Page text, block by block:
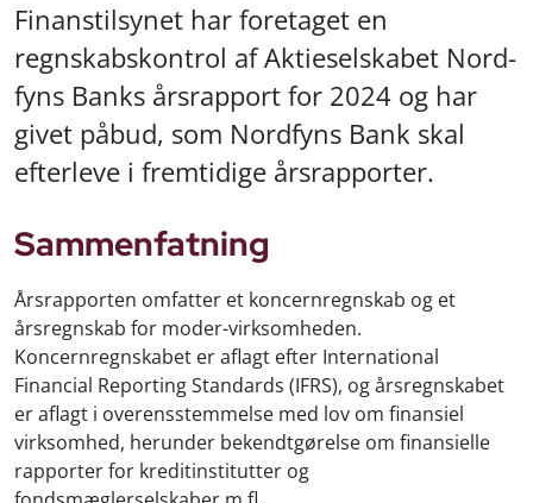
Finanstilsynet har foretaget en
regnskabskontrol af Aktieselskabet Nord-
fyns Banks årsrapport for 2024 og har
givet påbud, som Nordfyns Bank skal
efterleve i fremtidige årsrapporter.
Sammenfatning
Årsrapporten omfatter et koncernregnskab og et
årsregnskab for moder-virksomheden.
Koncernregnskabet er aflagt efter International
Financial Reporting Standards (IFRS), og årsregnskabet
er aflagt i overensstemmelse med lov om finansiel
virksomhed, herunder bekendtgørelse om finansielle
rapporter for kreditinstitutter og